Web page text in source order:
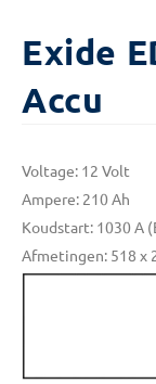
Exide
Accu
Voltage: 12 Volt
Ampere: 210 Ah
Koudstart: 1030 A
Afmetingen: 518 x